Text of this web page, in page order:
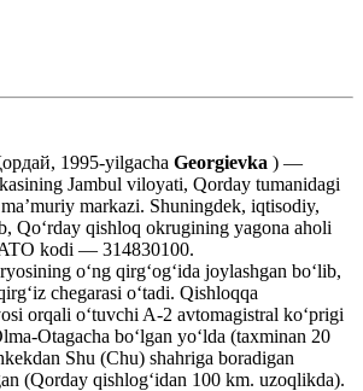
1995-yilgacha Georgievka ) —
Jambul viloyati, Qorday tumanidagi
markazi. Shuningdek, iqtisodiy,
Qoʻrday qishloq okrugining yagona aholi
kodi — 314830100.
oʻng qirgʻogʻida joylashgan boʻlib,
chegarasi oʻtadi. Qishloqqa
orqali oʻtuvchi A-2 avtomagistral koʻprigi
Otagacha boʻlgan yoʻlda (taxminan 20
Shu (Chu) shahriga boradigan
(Qorday qishlogʻidan 100 km. uzoqlikda).